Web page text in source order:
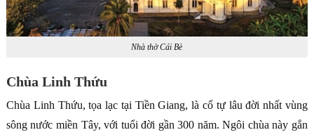
Nhà thờ Cái Bè
Chùa Linh Thứu
Chùa Linh Thứu, tọa lạc tại Tiền Giang, là cổ tự lâu đời nhất vùng
sông nước miền Tây, với tuổi đời gần 300 năm. Ngôi chùa này gắn